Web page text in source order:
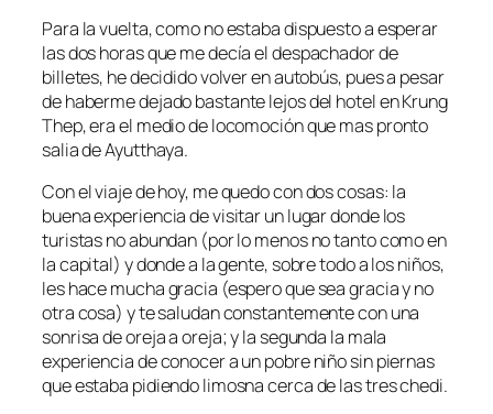
Para la vuelta, como no estaba dispuesto a esperar
las dos horas que me decía el despachador de
billetes, he decidido volver en autobús, pues a pesar
de haberme dejado bastante lejos del hotel en Krung
Thep, era el medio de locomoción que mas pronto
salia de Ayutthaya.
Con el viaje de hoy, me quedo con dos cosas: la
buena experiencia de visitar un lugar donde los
turistas no abundan (por lo menos no tanto como en
la capital) y donde a la gente, sobre todo a los niños,
les hace mucha gracia (espero que sea gracia y no
otra cosa) y te saludan constantemente con una
sonrisa de oreja a oreja; y la segunda la mala
experiencia de conocer a un pobre niño sin piernas
que estaba pidiendo limosna cerca de las tres chedi.